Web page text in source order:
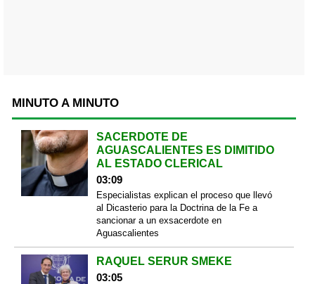
MINUTO A MINUTO
SACERDOTE DE
AGUASCALIENTES ES DIMITIDO
AL ESTADO CLERICAL
03:09
Especialistas explican el proceso que llevó
al Dicasterio para la Doctrina de la Fe a
sancionar a un exsacerdote en
Aguascalientes
RAQUEL SERUR SMEKE
03:05